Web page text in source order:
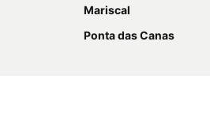
Mariscal
Ponta das Canas